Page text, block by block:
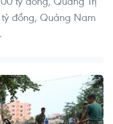
tỷ đồng, Quảng Nam